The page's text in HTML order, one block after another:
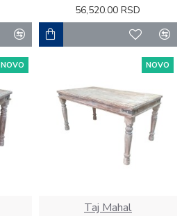
56,520.00 RSD
NOVO NOVO
Taj Mahal